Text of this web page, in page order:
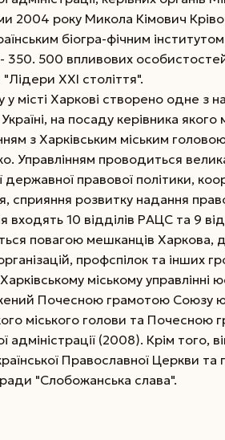
2004 року Микола Кімович
біогра-фічним
350. 500 впливових
ХХІ століття".
у місті Харкові створено одне з
на посаду керівника якого
з Харківським міським
Управлінням проводиться
державної правової політики,
сприяння розвитку надання
входять 10 відділів РАЦС та 9
повагою мешканців Харкова,
профспілок та інших
міському управлінні
Почесною грамотою Союзу
міського голови та Почесною
адміністрації (2008). Крім того,
Православної Церкви та
"Слобожанська слава".